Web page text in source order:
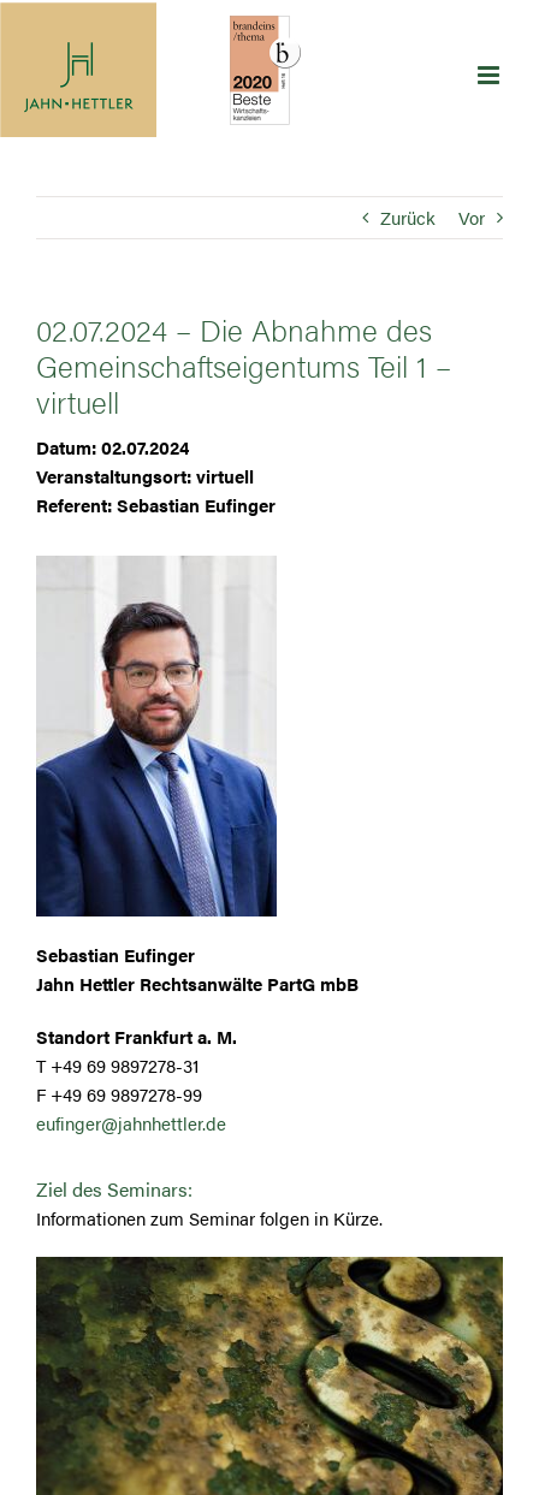
Zurück Vor
02.07.2024 – Die Abnahme des
Gemeinschaftseigentums Teil 1 –
virtuell
Datum: 02.07.2024
Veranstaltungsort: virtuell
Referent: Sebastian Eufinger
Sebastian Eufinger
Jahn Hettler Rechtsanwälte PartG mbB
Standort Frankfurt a. M.
T +49 69 9897278-31
F +49 69 9897278-99
eufinger@jahnhettler.de
Ziel des Seminars:
Informationen zum Seminar folgen in Kürze.